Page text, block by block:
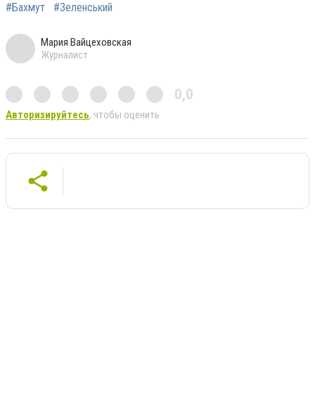
#Бахмут #Зеленський
Мария Вайцеховская
Журналист
0,0
Авторизируйтесь, чтобы оценить